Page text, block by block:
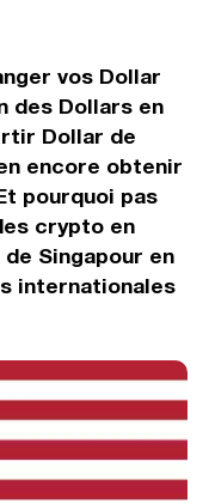
vos Dollar
des Dollars en
Dollar de
encore obtenir
pourquoi pas
crypto en
Singapour en
internationales